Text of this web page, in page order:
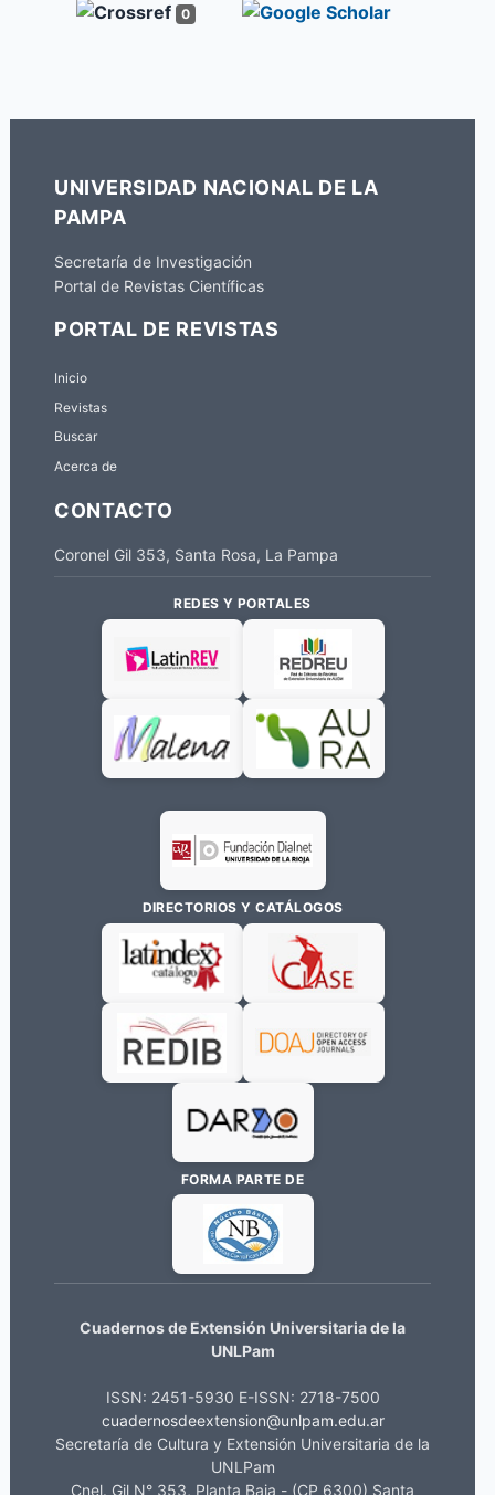
0
UNIVERSIDAD NACIONAL DE LA
PAMPA
Secretaría de Investigación
Portal de Revistas Científicas
PORTAL DE REVISTAS
Inicio
Revistas
Buscar
Acerca de
CONTACTO
Coronel Gil 353, Santa Rosa, La Pampa
REDES Y PORTALES
DIRECTORIOS Y CATÁLOGOS
FORMA PARTE DE
Cuadernos de Extensión Universitaria de la
UNLPam
ISSN: 2451-5930 E-ISSN: 2718-7500
cuadernosdeextension@unlpam.edu.ar
Secretaría de Cultura y Extensión Universitaria de la
UNLPam
Cnel. Gil N° 353, Planta Baja - (CP 6300) Santa